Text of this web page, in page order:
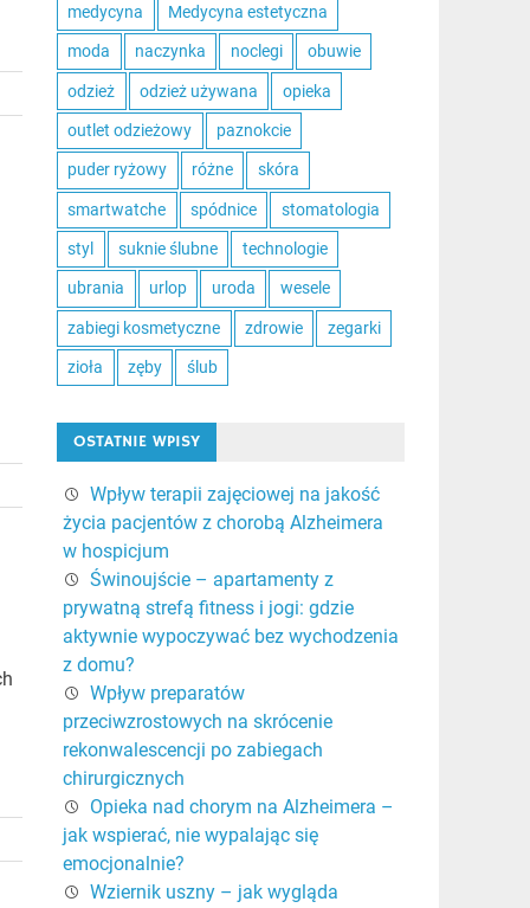
medycyna Medycyna estetyczna
moda naczynka noclegi obuwie
odzież odzież używana opieka
outlet odzieżowy paznokcie
puder ryżowy różne skóra
smartwatche spódnice stomatologia
styl suknie ślubne technologie
ubrania urlop uroda wesele
zabiegi kosmetyczne zdrowie zegarki
zioła zęby ślub
OSTATNIE WPISY
Wpływ terapii zajęciowej na jakość
życia pacjentów z chorobą Alzheimera
w hospicjum
Świnoujście – apartamenty z
prywatną strefą fitness i jogi: gdzie
aktywnie wypoczywać bez wychodzenia
z domu?
Wpływ preparatów
przeciwzrostowych na skrócenie
rekonwalescencji po zabiegach
chirurgicznych
Opieka nad chorym na Alzheimera –
jak wspierać, nie wypalając się
emocjonalnie?
Wziernik uszny – jak wygląda